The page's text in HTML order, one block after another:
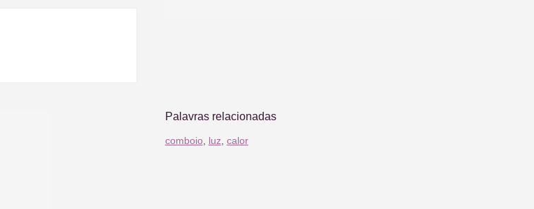
Palavras relacionadas
comboio, luz calor